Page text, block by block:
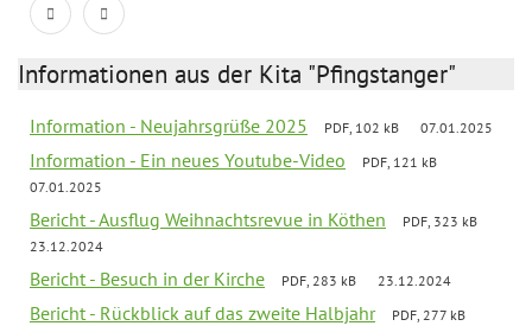
Informationen aus der Kita "Pfingstanger"
Information - Neujahrsgrüße 2025 PDF, 102 kB 07.01.2025
Information - Ein neues Youtube-Video
PDF, 121 kB
07.01.2025
Bericht - Ausflug Weihnachtsrevue in Köthen
PDF, 323 kB
23.12.2024
Bericht - Besuch in der Kirche PDF, 283 kB 23.12.2024
Bericht - Rückblick auf das zweite Halbjahr
PDF, 277 kB